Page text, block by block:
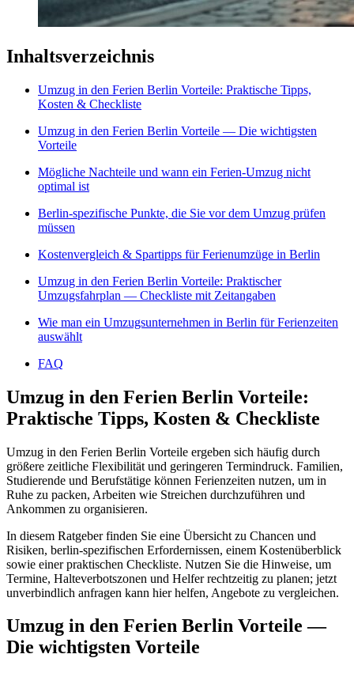
Inhaltsverzeichnis
Umzug in den Ferien Berlin Vorteile: Praktische Tipps,
Kosten & Checkliste
Umzug in den Ferien Berlin Vorteile — Die wichtigsten
Vorteile
Mögliche Nachteile und wann ein Ferien-Umzug nicht
optimal ist
Berlin-spezifische Punkte, die Sie vor dem Umzug prüfen
müssen
Kostenvergleich & Spartipps für Ferienumzüge in Berlin
Umzug in den Ferien Berlin Vorteile: Praktischer
Umzugsfahrplan — Checkliste mit Zeitangaben
Wie man ein Umzugsunternehmen in Berlin für Ferienzeiten
auswählt
FAQ
Umzug in den Ferien Berlin Vorteile:
Praktische Tipps, Kosten & Checkliste
Umzug in den Ferien Berlin Vorteile ergeben sich häufig durch
größere zeitliche Flexibilität und geringeren Termindruck. Familien,
Studierende und Berufstätige können Ferienzeiten nutzen, um in
Ruhe zu packen, Arbeiten wie Streichen durchzuführen und
Ankommen zu organisieren.
In diesem Ratgeber finden Sie eine Übersicht zu Chancen und
Risiken, berlin-spezifischen Erfordernissen, einem Kostenüberblick
sowie einer praktischen Checkliste. Nutzen Sie die Hinweise, um
Termine, Halteverbotszonen und Helfer rechtzeitig zu planen; jetzt
unverbindlich anfragen kann hier helfen, Angebote zu vergleichen.
Umzug in den Ferien Berlin Vorteile —
Die wichtigsten Vorteile